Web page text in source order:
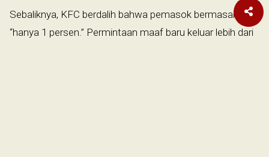
Sebaliknya, KFC berdalih bahwa pemasok bermasalah
“hanya 1 persen.” Permintaan maaf baru keluar lebih dari